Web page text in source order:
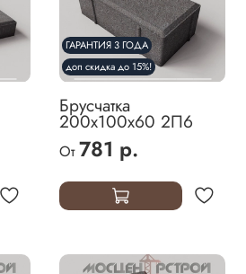
ГАРАНТИЯ 3 ГОДА
доп скидка до 15%!
Брусчатка
200х100х60 2П6
От 781 р.